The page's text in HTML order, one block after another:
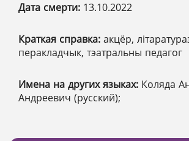
Дата смерти: 13.10.2022
Краткая справка: акцёр,
перакладчык, тэатральны педагог
Имена на других языках: Коляда
Андреевич (русский);